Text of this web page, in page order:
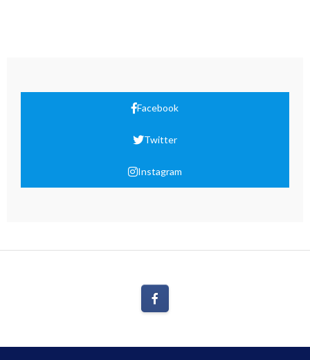
Facebook
Twitter
Instagram